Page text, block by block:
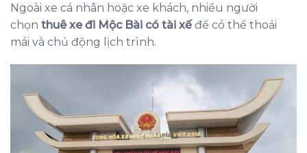
Ngoài xe cá nhân hoặc xe khách, nhiều người
chọn thuê xe đi Mộc Bài có tài xếđể có thể thoải
mái và chủ động lịch trình.